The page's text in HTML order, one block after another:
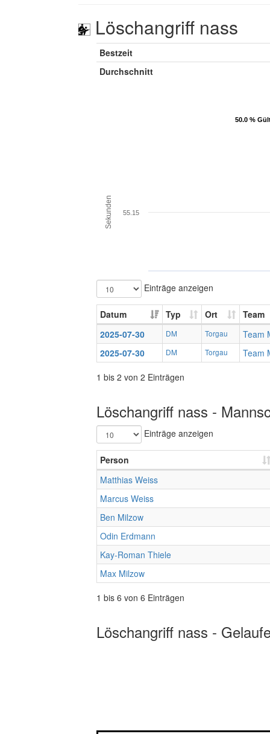
Löschangriff nass
Bestzeit
Durchschnitt
50.0 %
50.0 %
Sekunden 55.15
Einträge anzeigen
Datum Typ Ort
Team
2025-07-30
DM Torgau
Team
2025-07-30
DM Torgau
Team
1 bis 2 von 2 Einträgen
Löschangriff nass -
Einträge anzeigen
Person
Matthias Weiss
Marcus Weiss
Ben Milzow
Odin Erdmann
Kay-Roman Thiele
Max Milzow
1 bis 6 von 6 Einträgen
Löschangriff nass -